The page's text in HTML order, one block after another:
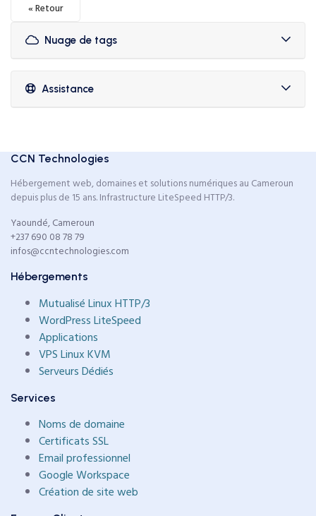
« Retour
Nuage de tags
Assistance
CCN Technologies
Hébergement web, domaines et solutions numériques au Cameroun
depuis plus de 15 ans. Infrastructure LiteSpeed HTTP/3.
Yaoundé, Cameroun
+237 690 08 78 79
infos@ccntechnologies.com
Hébergements
Mutualisé Linux HTTP/3
WordPress LiteSpeed
Applications
VPS Linux KVM
Serveurs Dédiés
Services
Noms de domaine
Certificats SSL
Email professionnel
Google Workspace
Création de site web